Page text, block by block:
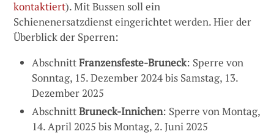
kontaktiert). Mit Bussen soll ein
Schienenersatzdienst eingerichtet werden. Hier der
Überblick der Sperren:
AbschnittFranzensfeste-Bruneck: Sperre von
Sonntag, 15. Dezember 2024 bis Samstag, 13.
Dezember 2025
AbschnittBruneck-Innichen: Sperre von Montag,
14. April 2025 bis Montag, 2. Juni 2025